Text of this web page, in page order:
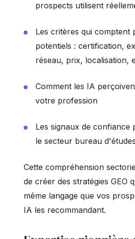
prospects utilisent
Les critères qui comptent
potentiels : certification,
réseau, prix, localisation,
Comment les IA
votre profession
Les signaux de confiance
le secteur bureau d'études
Cette compréhension
de créer des stratégies GEO
même langage que vos
IA les recommandant.